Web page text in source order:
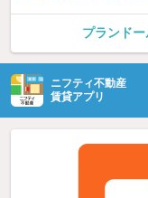
プランド
ニフティ不動産
賃貸アプリ